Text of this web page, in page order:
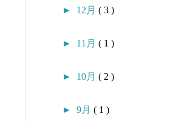
► 12月 ( 3 )
► 11月 ( 1 )
► 10月 ( 2 )
► 9月 ( 1 )